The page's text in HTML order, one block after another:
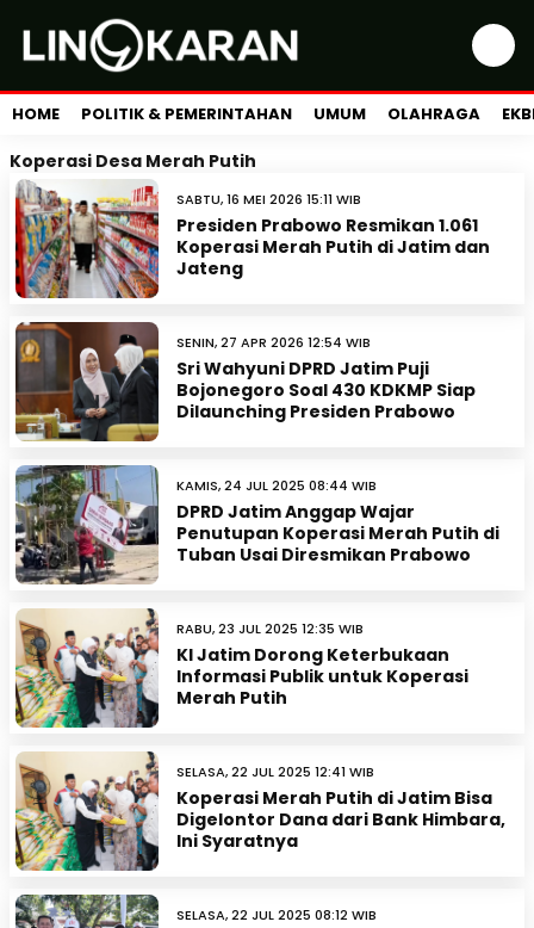
HOME POLITIK & PEMERINTAHAN UMUM OLAHRAGA
Koperasi Desa Merah Putih
SABTU, 16 MEI 2026 15:11 WIB
Presiden Prabowo Resmikan 1.061
Koperasi Merah Putih di Jatim dan
Jateng
SENIN, 27 APR 2026 12:54 WIB
Sri Wahyuni DPRD Jatim Puji
Bojonegoro Soal 430 KDKMP Siap
Dilaunching Presiden Prabowo
KAMIS, 24 JUL 2025 08:44 WIB
DPRD Jatim Anggap Wajar
Penutupan Koperasi Merah Putih di
Tuban Usai Diresmikan Prabowo
RABU, 23 JUL 2025 12:35 WIB
KI Jatim Dorong Keterbukaan
Informasi Publik untuk Koperasi
Merah Putih
SELASA, 22 JUL 2025 12:41 WIB
Koperasi Merah Putih di Jatim Bisa
Digelontor Dana dari Bank Himbara,
Ini Syaratnya
SELASA, 22 JUL 2025 08:12 WIB